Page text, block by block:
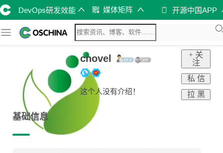
DevOps研发效能 媒体矩阵 开源中国APP
cnovel
这个人没有介绍！
+ 关
注
私 信
拉 黑
基础信息